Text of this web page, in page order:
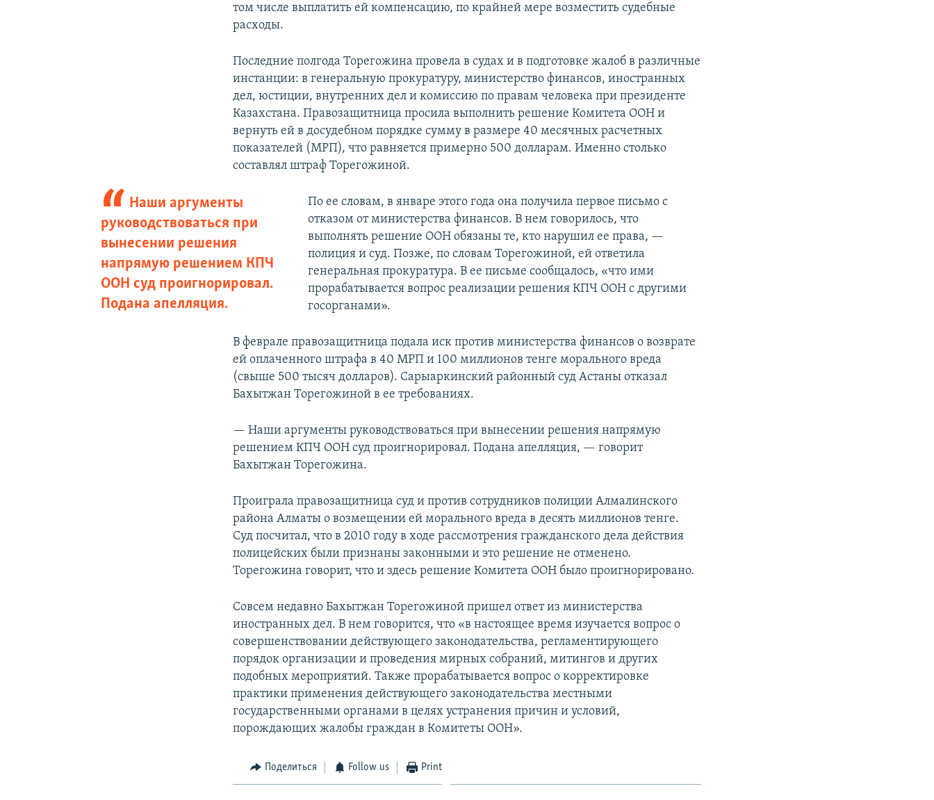
том числе выплатить ей компенсацию, по крайней мере возместить судебные
расходы.
Последние полгода Торегожина провела в судах и в подготовке жалоб в различные
инстанции: в генеральную прокуратуру, министерство финансов, иностранных
дел, юстиции, внутренних дел и комиссию по правам человека при президенте
Казахстана. Правозащитница просила выполнить решение Комитета ООН и
вернуть ей в досудебном порядке сумму в размере 40 месячных расчетных
показателей (МРП), что равняется примерно 500 долларам. Именно столько
составлял штраф Торегожиной.
Наши аргументы
руководствоваться при
вынесении решения
напрямую решением КПЧ
ООН суд проигнорировал.
Подана апелляция.
По ее словам, в январе этого года она получила первое письмо с
отказом от министерства финансов. В нем говорилось, что
выполнять решение ООН обязаны те, кто нарушил ее права, —
полиция и суд. Позже, по словам Торегожиной, ей ответила
генеральная прокуратура. В ее письме сообщалось, «что ими
прорабатывается вопрос реализации решения КПЧ ООН с другими
госорганами».
В феврале правозащитница подала иск против министерства финансов о возврате
ей оплаченного штрафа в 40 МРП и 100 миллионов тенге морального вреда
(свыше 500 тысяч долларов). Сарыаркинский районный суд Астаны отказал
Бахытжан Торегожиной в ее требованиях.
— Наши аргументы руководствоваться при вынесении решения напрямую
решением КПЧ ООН суд проигнорировал. Подана апелляция, — говорит
Бахытжан Торегожина.
Проиграла правозащитница суд и против сотрудников полиции Алмалинского
района Алматы о возмещении ей морального вреда в десять миллионов тенге.
Суд посчитал, что в 2010 году в ходе рассмотрения гражданского дела действия
полицейских были признаны законными и это решение не отменено.
Торегожина говорит, что и здесь решение Комитета ООН было проигнорировано.
Совсем недавно Бахытжан Торегожиной пришел ответ из министерства
иностранных дел. В нем говорится, что «в настоящее время изучается вопрос о
совершенствовании действующего законодательства, регламентирующего
порядок организации и проведения мирных собраний, митингов и других
подобных мероприятий. Также прорабатывается вопрос о корректировке
практики применения действующего законодательства местными
государственными органами в целях устранения причин и условий,
порождающих жалобы граждан в Комитеты ООН».
Поделиться Follow us Print